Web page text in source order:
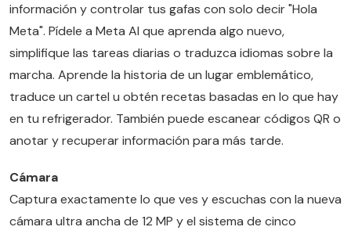
información y controlar tus gafas con solo decir "Hola
Meta". Pídele a Meta AI que aprenda algo nuevo,
simplifique las tareas diarias o traduzca idiomas sobre la
marcha. Aprende la historia de un lugar emblemático,
traduce un cartel u obtén recetas basadas en lo que hay
en tu refrigerador. También puede escanear códigos QR o
anotar y recuperar información para más tarde.
Cámara
Captura exactamente lo que ves y escuchas con la nueva
cámara ultra ancha de 12 MP y el sistema de cinco